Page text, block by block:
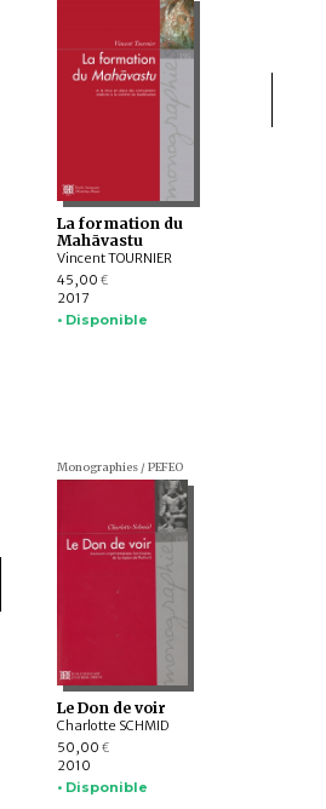
La formation du
Mahāvastu
Vincent TOURNIER
45,00 €
2017
• Disponible
Monographies / PEFEO
Le Don de voir
Charlotte SCHMID
50,00 €
2010
• Disponible